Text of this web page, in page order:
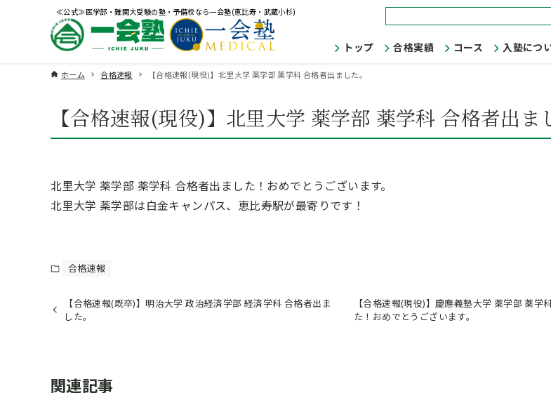
≪公式≫医学部・難関大受験の塾・予備校なら一会塾(恵比寿・武蔵小杉)
索:
トップ 合格実績 コース 入塾につ
ホーム 合格速報 【合格速報(現役)】北里大学 薬学部 薬学科 合格者出ました。
【合格速報(現役)】北里大学 薬学部 薬学科 合格者出ま
北里大学 薬学部 薬学科 合格者出ました！おめでとうございます。
北里大学 薬学部は白金キャンパス、恵比寿駅が最寄りです！
合格速報
【合格速報(既卒)】明治大学 政治経済学部 経済学科 合格者出ま
した。
【合格速報(現役)】慶應義塾大学 薬学部 薬学
た！おめでとうございます。
関連記事